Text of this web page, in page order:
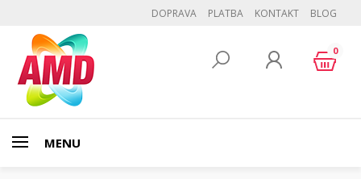
DOPRAVA PLATBA KONTAKT BLOG
0
MENU